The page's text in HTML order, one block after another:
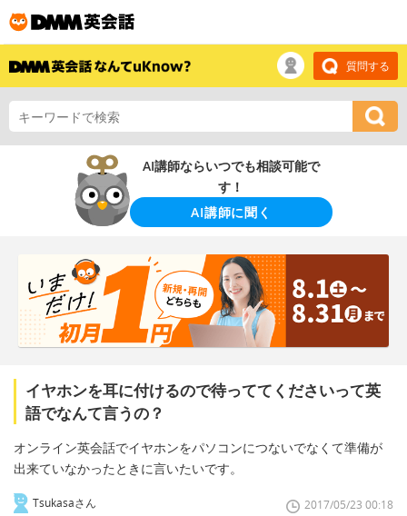
質問する
AI講師ならいつでも相談可能で
す！
AI講師に聞く
イヤホンを耳に付けるので待っててくださいって英
語でなんて言うの？
オンライン英会話でイヤホンをパソコンにつないでなくて準備が
出来ていなかったときに言いたいです。
Tsukasaさん 2017/05/23 00:18